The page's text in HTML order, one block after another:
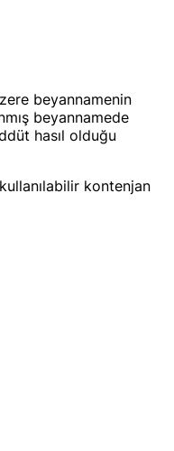
beyannamenin
beyannamede
hasıl olduğu
kontenjan